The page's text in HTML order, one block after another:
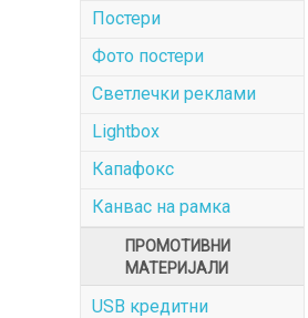
Постери
Фото постери
Светлечки реклами
Lightbox
Капафокс
Канвас на рамка
ПРОМОТИВНИ
МАТЕРИЈАЛИ
USB кредитни